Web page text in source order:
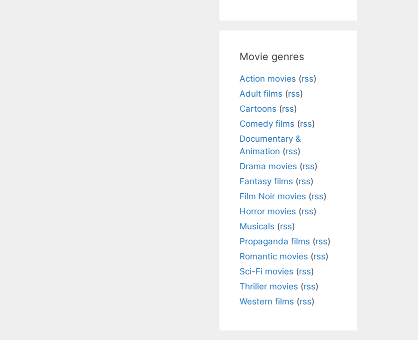
Movie genres
Action movies (rss)
Adult films (rss)
Cartoons (rss)
Comedy films (rss)
Documentary &
Animation (rss)
Drama movies (rss)
Fantasy films (rss)
Film Noir movies (rss)
Horror movies (rss)
Musicals (rss)
Propaganda films (rss)
Romantic movies (rss)
Sci-Fi movies (rss)
Thriller movies (rss)
Western films (rss)